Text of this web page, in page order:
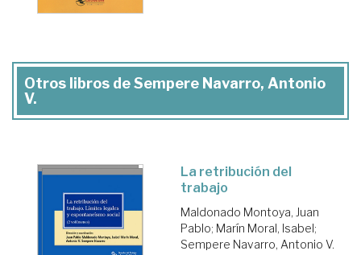
Otros libros de Sempere Navarro, Antonio
V.
La retribución del
trabajo
Maldonado Montoya, Juan
Pablo; Marín Moral, Isabel;
Sempere Navarro, Antonio V.